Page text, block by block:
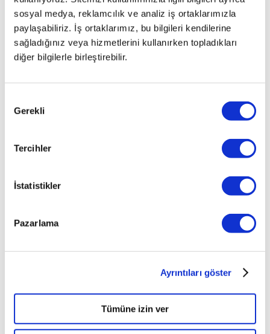
sosyal medya, reklamcılık ve analiz iş ortaklarımızla
paylaşabiliriz. İş ortaklarımız, bu bilgileri kendilerine
sağladığınız veya hizmetlerini kullanırken topladıkları
diğer bilgilerle birleştirebilir.
Seçimi
Gerekli
Tercihler
İstatistikler
Pazarlama
Ayrıntıları göster
Tümüne izin ver